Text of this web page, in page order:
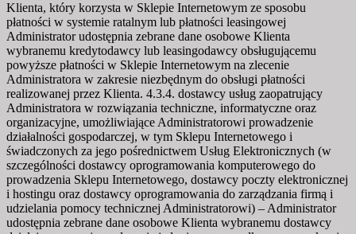
Klienta, który korzysta w Sklepie Internetowym ze sposobu
płatności w systemie ratalnym lub płatności leasingowej
Administrator udostępnia zebrane dane osobowe Klienta
wybranemu kredytodawcy lub leasingodawcy obsługującemu
powyższe płatności w Sklepie Internetowym na zlecenie
Administratora w zakresie niezbędnym do obsługi płatności
realizowanej przez Klienta. 4.3.4. dostawcy usług zaopatrujący
Administratora w rozwiązania techniczne, informatyczne oraz
organizacyjne, umożliwiające Administratorowi prowadzenie
działalności gospodarczej, w tym Sklepu Internetowego i
świadczonych za jego pośrednictwem Usług Elektronicznych (w
szczególności dostawcy oprogramowania komputerowego do
prowadzenia Sklepu Internetowego, dostawcy poczty elektronicznej
i hostingu oraz dostawcy oprogramowania do zarządzania firmą i
udzielania pomocy technicznej Administratorowi) – Administrator
udostępnia zebrane dane osobowe Klienta wybranemu dostawcy